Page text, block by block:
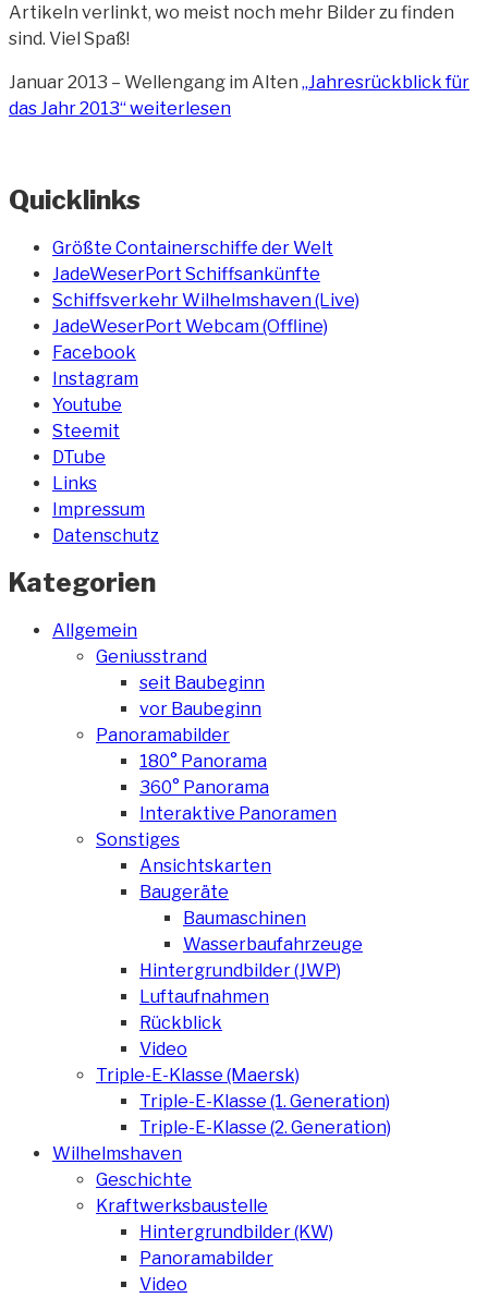
Artikeln verlinkt, wo meist noch mehr Bilder zu finden
sind. Viel Spaß!
Januar 2013 – Wellengang im Alten „Jahresrückblick für
das Jahr 2013“weiterlesen
Quicklinks
Größte Containerschiffe der Welt
JadeWeserPort Schiffsankünfte
Schiffsverkehr Wilhelmshaven (Live)
JadeWeserPort Webcam (Offline)
Facebook
Instagram
Youtube
Steemit
DTube
Links
Impressum
Datenschutz
Kategorien
Allgemein
Geniusstrand
seit Baubeginn
vor Baubeginn
Panoramabilder
180° Panorama
360° Panorama
Interaktive Panoramen
Sonstiges
Ansichtskarten
Baugeräte
Baumaschinen
Wasserbaufahrzeuge
Hintergrundbilder (JWP)
Luftaufnahmen
Rückblick
Video
Triple-E-Klasse (Maersk)
Triple-E-Klasse (1. Generation)
Triple-E-Klasse (2. Generation)
Wilhelmshaven
Geschichte
Kraftwerksbaustelle
Hintergrundbilder (KW)
Panoramabilder
Video